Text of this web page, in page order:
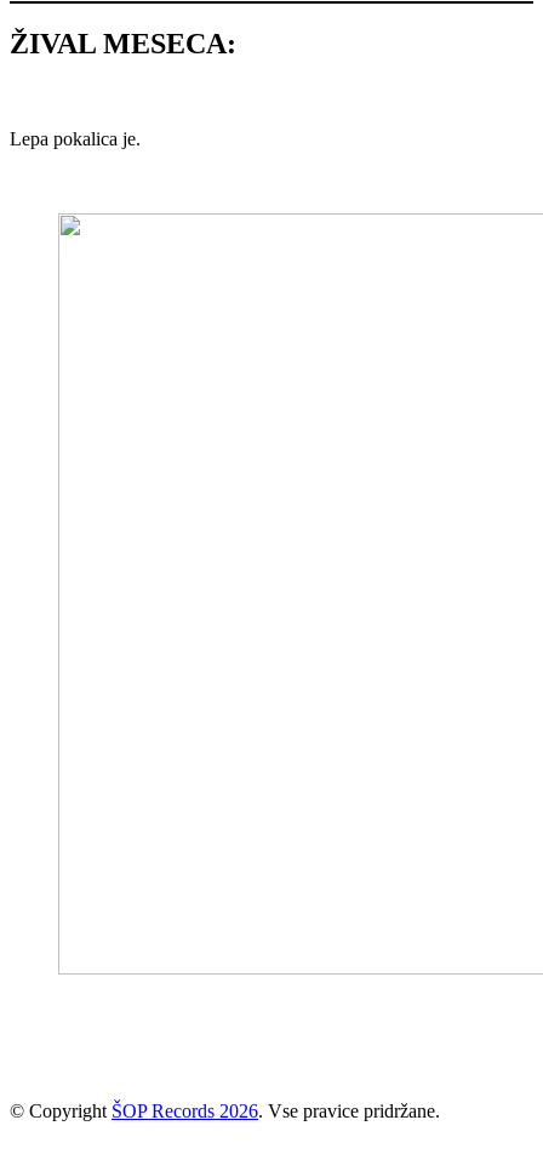
ŽIVAL MESECA:
Lepa pokalica je.
© Copyright ŠOP Records 2026. Vse pravice pridržane.